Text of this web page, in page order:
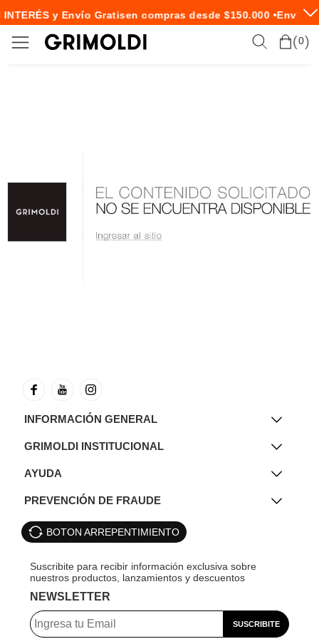
y Envío Gratisen compras desde $150.000 •Envío
0
INFORMACIÓN GENERAL
GRIMOLDI INSTITUCIONAL
AYUDA
PREVENCIÓN DE FRAUDE
BOTON ARREPENTIMIENTO
NEWSLETTER